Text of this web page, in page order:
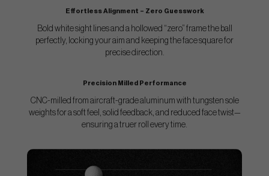
Effortless Alignment – Zero Guesswork
Bold white sight lines and a hollowed “zero” frame the ball
perfectly, locking your aim and keeping the face square for
precise direction.
Precision Milled Performance
CNC-milled from aircraft-grade aluminum with tungsten sole
weights for a soft feel, solid feedback, and reduced face twist—
ensuring a truer roll every time.